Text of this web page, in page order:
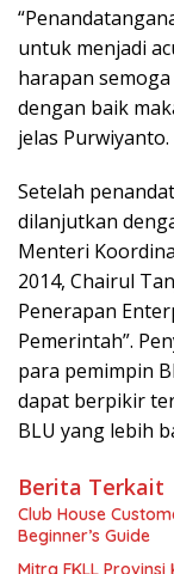
untuk menjadi
harapan
dengan baik
jelas Purwiyanto.
Setelah
dilanjutkan
Menteri
2014, Chairul
Penerapan
Pemerintah”.
para pemimpin
dapat berpikir
BLU yang lebih
Berita Terkait
Club House
Beginner’s Guide
Mitra FKLL